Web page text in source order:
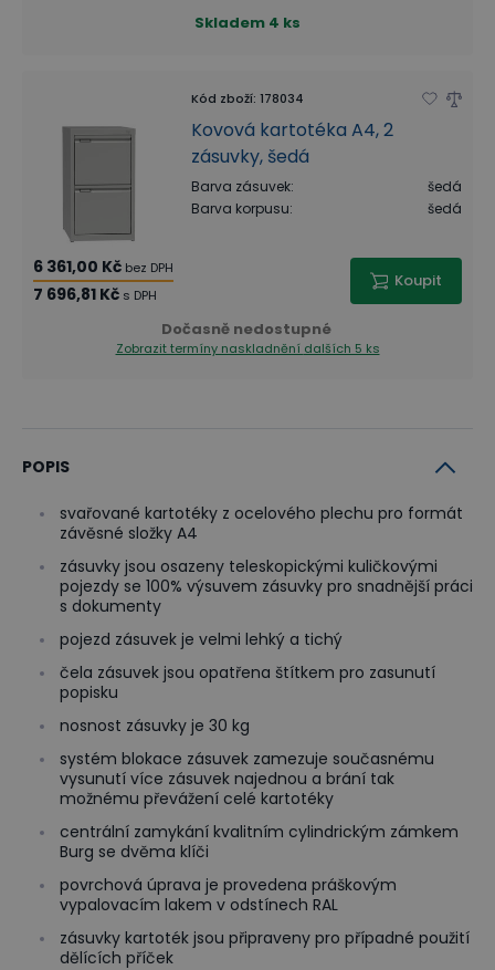
Skladem 4 ks
Kód zboží: 178034
Kovová kartotéka A4, 2
zásuvky, šedá
Barva zásuvek:
šedá
Barva korpusu: šedá
6 361,00 Kč bez DPH
7 696,81 Kč s DPH
Koupit
Dočasně nedostupné
Zobrazit termíny naskladnění dalších 5 ks
POPIS
svařované kartotéky z ocelového plechu pro formát
závěsné složky A4
zásuvky jsou osazeny teleskopickými kuličkovými
pojezdy se 100% výsuvem zásuvky pro snadnější práci
s dokumenty
pojezd zásuvek je velmi lehký a tichý
čela zásuvek jsou opatřena štítkem pro zasunutí
popisku
nosnost zásuvky je 30 kg
systém blokace zásuvek zamezuje současnému
vysunutí více zásuvek najednou a brání tak
možnému převážení celé kartotéky
centrální zamykání kvalitním cylindrickým zámkem
Burg se dvěma klíči
povrchová úprava je provedena práškovým
vypalovacím lakem v odstínech RAL
zásuvky kartoték jsou připraveny pro případné použití
dělících příček